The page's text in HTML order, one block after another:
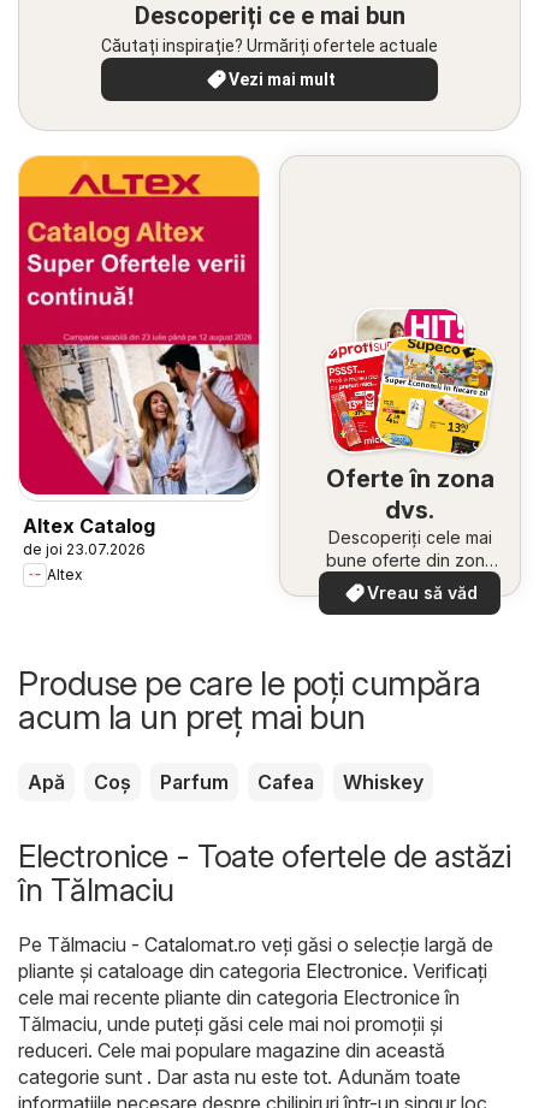
Descoperiți ce e mai bun
Căutați inspirație? Urmăriți ofertele actuale
Vezi mai mult
Altex Catalog
de joi 23.07.2026
Altex
Oferte în zona
dvs.
Descoperiți cele mai
bune oferte din zona
dumneavoastră
Vreau să văd
Produse pe care le poți cumpăra
acum la un preț mai bun
Apă Coș Parfum Cafea Whiskey
Electronice - Toate ofertele de astăzi
în Tălmaciu
Pe Tălmaciu - Catalomat.ro veți găsi o selecție largă de
pliante și cataloage din categoria Electronice. Verificați
cele mai recente pliante din categoria Electronice în
Tălmaciu, unde puteți găsi cele mai noi promoții și
reduceri. Cele mai populare magazine din această
categorie sunt . Dar asta nu este tot. Adunăm toate
informațiile necesare despre chilipiruri într-un singur loc